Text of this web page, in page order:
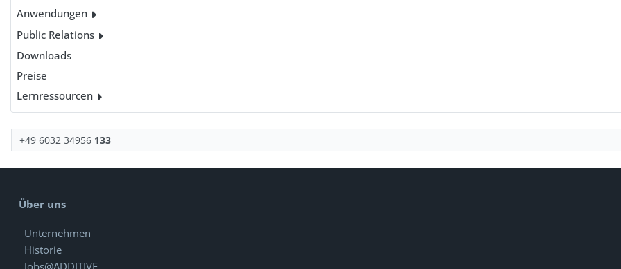
Anwendungen
Public Relations
Downloads
Preise
Lernressourcen
+49 6032 34956 133
Über uns
Unternehmen
Historie